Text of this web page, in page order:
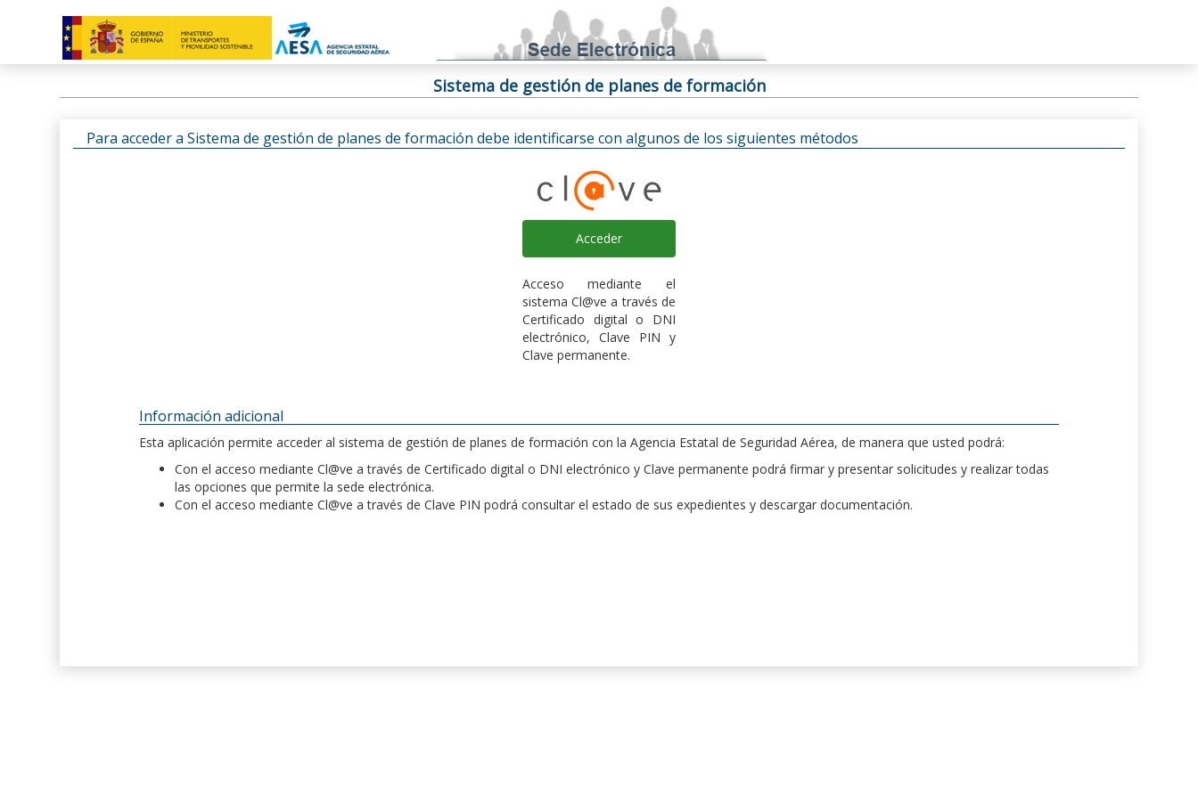
Sistema de gestión de planes de formación
Para acceder a Sistema de gestión de planes de formación debe identificarse con algunos de los siguientes métodos
Acceder
Acceso mediante el
sistema Cl@ve a través de
Certificado digital o DNI
electrónico, Clave PIN y
Clave permanente.
Información adicional
Esta aplicación permite acceder al sistema de gestión de planes de formación con la Agencia Estatal de Seguridad Aérea, de manera que usted podrá:
Con el acceso mediante Cl@ve a través de Certificado digital o DNI electrónico y Clave permanente podrá firmar y presentar solicitudes y realizar todas
las opciones que permite la sede electrónica.
Con el acceso mediante Cl@ve a través de Clave PIN podrá consultar el estado de sus expedientes y descargar documentación.